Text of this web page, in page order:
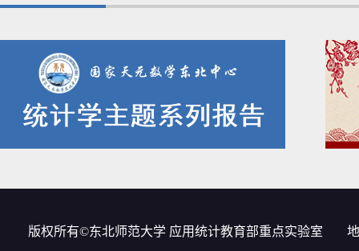
版权所有©东北师范大学 应用统计教育部重点实验室